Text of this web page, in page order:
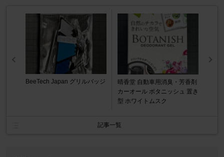
BeeTech Japan グリルバッジ
晴香堂 自動車用消臭・芳香剤
カーオール ボタニッシュ 置き
型 ホワイトムスク
記事一覧